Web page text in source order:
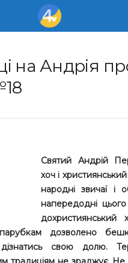
на Андрія
Святий Андрій
хоч і
народні звичаї і
напередодні
дохристиянський
парубкам дозволено
свою долю.